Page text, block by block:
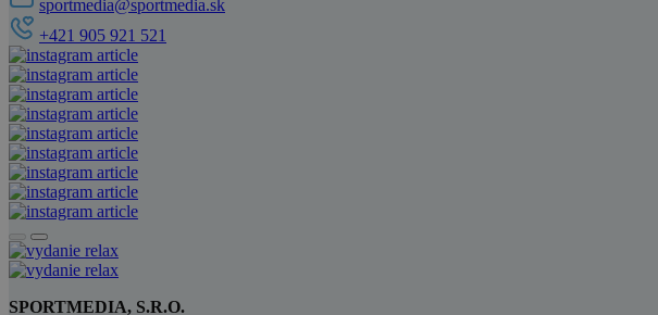
sportmedia@sportmedia.sk
+421 905 921 521
SPORTMEDIA, S.R.O.